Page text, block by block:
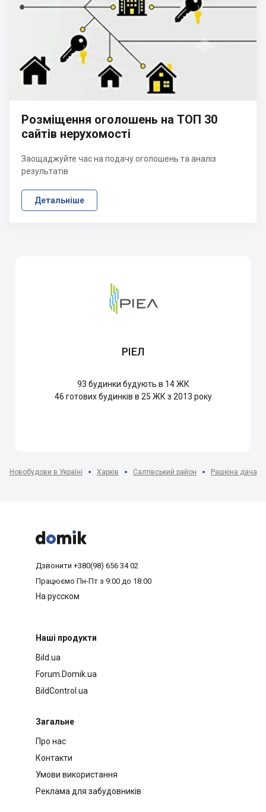
Розміщення оголошень на ТОП 30
сайтів нерухомості
Заощаджуйте час на подачу оголошень та аналіз
результатів
Детальніше
РІЕЛ
93 будинки будують в 14 ЖК
46 готових будинків в 25 ЖК з 2013 року
Новобудови в Україні Харків Салтівський район Рашкіна дача



Дзвонити +380(98) 656 34 02
Працюємо Пн-Пт з 9:00 до 18:00
На русском
Наші продукти
Bild.ua
Forum.Domik.ua
BildControl.ua
Загальне
Про нас
Контакти
Умови використання
Реклама для забудовників